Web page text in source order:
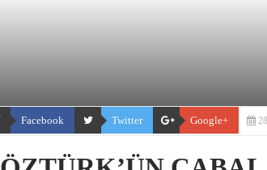
Facebook Twitter Google+